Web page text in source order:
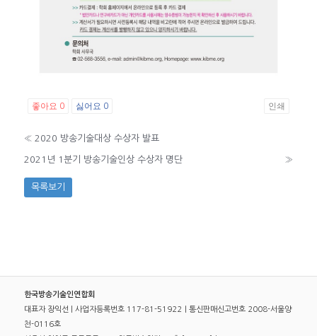
좋아요 0 싫어요 0 인쇄
« 2020 방송기술대상 수상자 발표
2021년 1분기 방송기술인상 수상자 명단 »
목록보기
한국방송기술인연합회
대표자 장익선 | 사업자등록번호 117-81-51922｜통신판매신고번호 2008-서울양
천-0116호